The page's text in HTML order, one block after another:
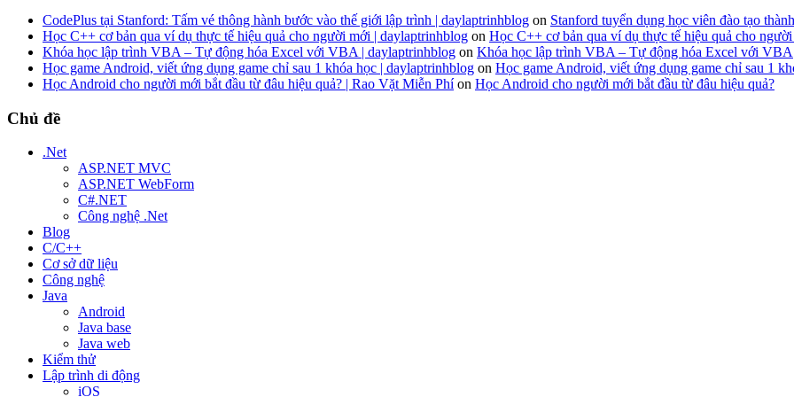
CodePlus tại Stanford: Tấm vé thông hành bước vào thế giới lập trình | daylaptrinhblog on Stanford tuyển dụng học viên đào tạo
Học C++ cơ bản qua ví dụ thực tế hiệu quả cho người mới | daylaptrinhblog on Học C++ cơ bản qua ví dụ thực tế hiệu quả cho
Khóa học lập trình VBA – Tự động hóa Excel với VBA | daylaptrinhblog on Khóa học lập trình VBA – Tự động hóa Excel với VBA
Học game Android, viết ứng dụng game chỉ sau 1 khóa học | daylaptrinhblog on Học game Android, viết ứng dụng game chỉ sau 1
Học Android cho người mới bắt đầu từ đâu hiệu quả? | Rao Vặt Miễn Phíon Học Android cho người mới bắt đầu từ đâu hiệu quả?
Chủ đề
.Net
ASP.NET MVC
ASP.NET WebForm
C#.NET
Công nghệ .Net
Blog
C/C++
Cơ sở dữ liệu
Công nghệ
Java
Android
Java base
Java web
Kiểm thử
Lập trình di động
iOS